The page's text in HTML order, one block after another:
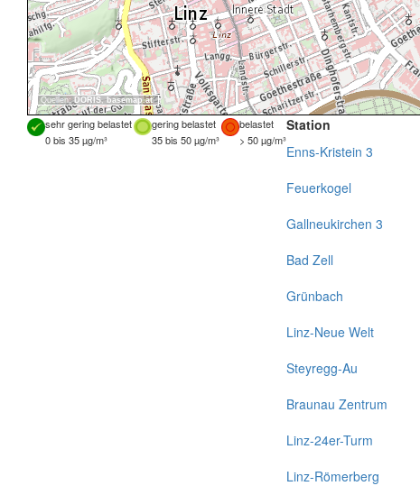
Quellen:DORIS, basemap.at
sehr gering belastet gering belastet
belastet
0 bis 35 µg/m³
35 bis 50 µg/m³ > 50 µg/m³
Station
Enns-Kristein 3
Feuerkogel
Gallneukirchen 3
Bad Zell
Grünbach
Linz-Neue Welt
Steyregg-Au
Braunau Zentrum
Linz-24er-Turm
Linz-Römerberg